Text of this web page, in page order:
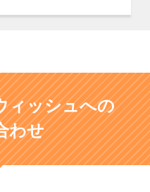
ィッシュへの
わせ